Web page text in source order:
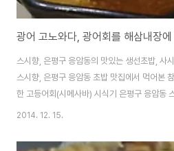
스시향, 은평구 응암동의 맛있는 생선초밥, 사
스시향, 은평구 응암동 초밥 맛집에서 먹어본
한 고등어회(시메사바) 시식기 은평구 응암동
참치뱃살,생새우 초밥 시식기 스시향의 매실저
먹어본 생선회인데, 매번 먹던것을 빼고 안먹
2014. 12. 15.